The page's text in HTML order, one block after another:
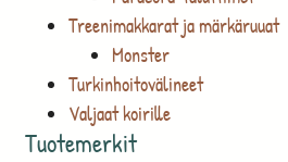
Treenimakkarat ja märkäruuat
Monster
Turkinhoitovälineet
Valjaat koirille
Tuotemerkit